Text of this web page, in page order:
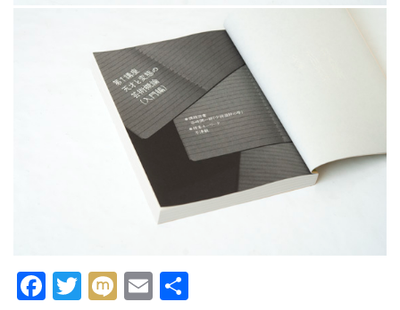
Facebook
Twitter
MixiEmail